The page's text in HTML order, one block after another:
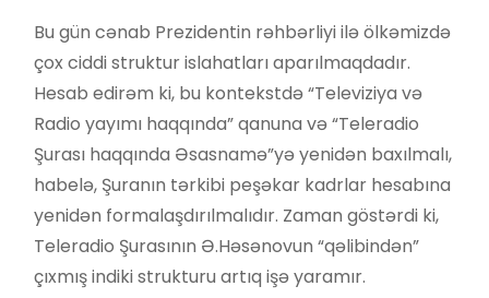
Bu gün cənab Prezidentin rəhbərliyi ilə ölkəmizdə
çox ciddi struktur islahatları aparılmaqdadır.
Hesab edirəm ki, bu kontekstdə “Televiziya və
Radio yayımı haqqında” qanuna və “Teleradio
Şurası haqqında Əsasnamə”yə yenidən baxılmalı,
habelə, Şuranın tərkibi peşəkar kadrlar hesabına
yenidən formalaşdırılmalıdır. Zaman göstərdi ki,
Teleradio Şurasının Ə.Həsənovun “qəlibindən”
çıxmış indiki strukturu artıq işə yaramır.